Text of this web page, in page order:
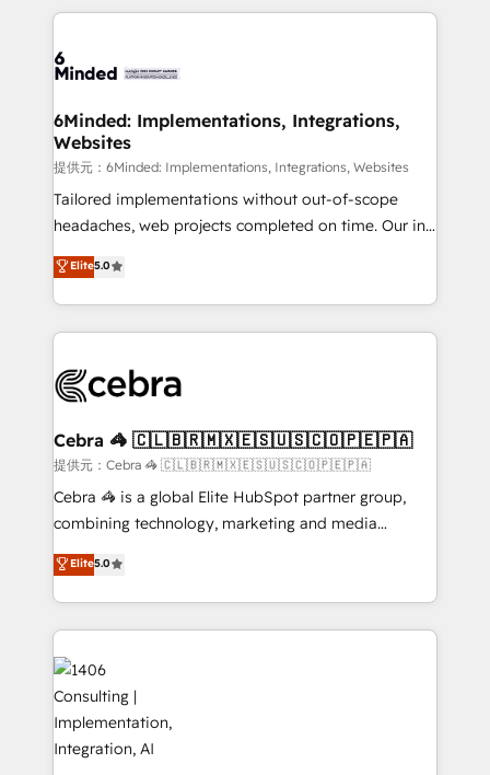
smarter marketing, sales, and customer success
Iberia (Spain & Portugal), we combine human insight
growth. Our multidisciplinary team designs solutions
that simplify complexity, boost performance, and
turn innovation into real impact. 🌍 Highlights •
HubSpot Partner since 2012 • 2022 EMEA Impact
Award: Best Integration • 150+ successful HubSpot
technology for integrations • Multilingual team:
English, Spanish, Portuguese & Italian 👉 Grow
6Minded: Implementations, Integrations,
Websites
提供元：6Minded: Implementations, Integrations, Websites
Tailored implementations without out-of-scope
headaches, web projects completed on time. Our in-
house team of certified CRM architects, experts,
developers, designers, and marketers handles all
aspects of your HubSpot. ✨ 400+ global clients ✨
100+ seamless migrations from 15+ different CRMs
implementations, and 5,000+ pages ✨ CS: Clients
CS: 245% organic growth & +751% new visitors for a
full-funnel HubSpot project ✨ CS: 415% conversion
boost with a new HubSpot site Recognized leaders:
🏆 HubSpot Platform Migration Impact Award 🏆
Inbound Campaign of the Year 🏆 Gold AVA Digital
Award for Best Website 🌟 Accreditations: CRM
Elite5.0
Cebra 🦓 🇨🇱🇧🇷🇲🇽🇪🇸🇺🇸🇨🇴🇵🇪🇵🇦
提供元：Cebra 🦓 🇨🇱🇧🇷🇲🇽🇪🇸🇺🇸🇨🇴🇵🇪🇵🇦
Cebra 🦓 is a global Elite HubSpot partner group,
combining technology, marketing and media
expertise across Latin America and Southern
Europe, with teams across 7 countries. Born in Chile,
we combine local insight with international reach to
help businesses grow through technology, creativity,
AI and strategy. For over 12 years, we’ve delivered
500+ HubSpot implementations, building end-to-
end solutions that integrate CRM, AI automation,
inbound and loop marketing, content, and digital
creativity. Our multicultural team works in Spanish,
Elite5.0